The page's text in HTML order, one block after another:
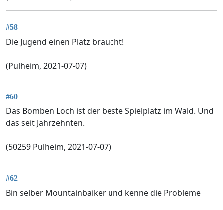
#58
Die Jugend einen Platz braucht!
(Pulheim, 2021-07-07)
#60
Das Bomben Loch ist der beste Spielplatz im Wald. Und
das seit Jahrzehnten.
(50259 Pulheim, 2021-07-07)
#62
Bin selber Mountainbaiker und kenne die Probleme